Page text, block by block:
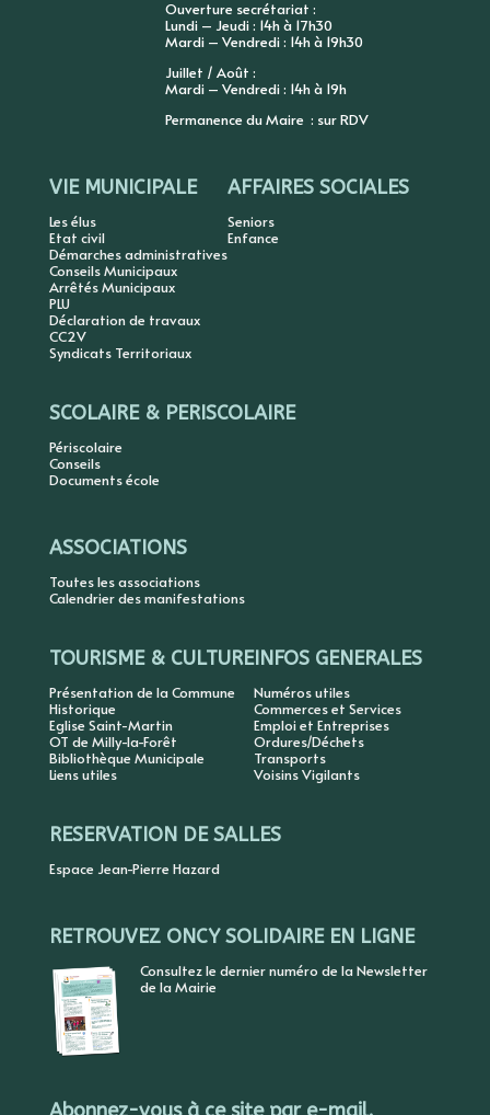
Ouverture secrétariat :
Lundi – Jeudi : 14h à 17h30
Mardi – Vendredi : 14h à 19h30
Juillet / Août :
Mardi – Vendredi : 14h à 19h
Permanence du Maire : sur RDV
VIE MUNICIPALE
Les élus
Etat civil
Démarches administratives
Conseils Municipaux
Arrêtés Municipaux
PLU
Déclaration de travaux
CC2V
Syndicats Territoriaux
AFFAIRES SOCIALES
Seniors
Enfance
SCOLAIRE & PERISCOLAIRE
Périscolaire
Conseils
Documents école
ASSOCIATIONS
Toutes les associations
Calendrier des manifestations
TOURISME & CULTURE
Présentation de la Commune
Historique
Eglise Saint-Martin
OT de Milly-la-Forêt
Bibliothèque Municipale
Liens utiles
INFOS GENERALES
Numéros utiles
Commerces et Services
Emploi et Entreprises
Ordures/Déchets
Transports
Voisins Vigilants
RESERVATION DE SALLES
Espace Jean-Pierre Hazard
RETROUVEZ ONCY SOLIDAIRE EN LIGNE
Consultez le dernier numéro de la Newsletter
de la Mairie